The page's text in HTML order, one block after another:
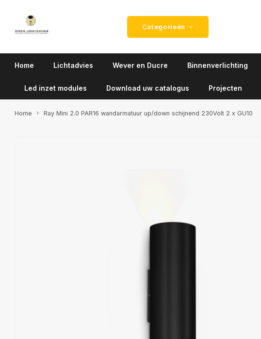
Categorieën
Home Lichtadvies Wever en Ducre Binnenverlichting
Led inzet modules Download uw catalogus Projecten
Home Ray Mini 2.0 PAR16 wandarmatuur up/down schijnend 230Volt 2 x GU10